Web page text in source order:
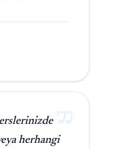
herhangi